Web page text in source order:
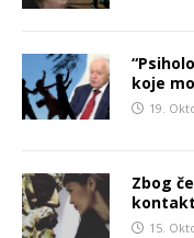
koje
19.
Zbog
15.